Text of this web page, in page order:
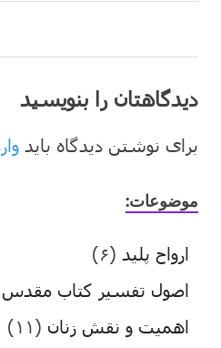
دیدگاهتان را بنویسید
برای نوشتن دیدگاه باید
موضوعات:
ارواح پلید (۶)
اصول تفسیر کتاب مقدس
اهمیت و نقش زنان (۱۱)